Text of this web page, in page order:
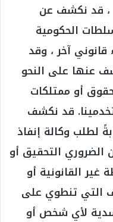
، قد نكشف عن
الحكومية
آخر ، وقد
عنها على النحو
أو ممتلكات
قد نكشف
لطلب وكالة إنفاذ
الضروري التحقيق أو
غير القانونية أو
التي تنطوي على
لأي شخص أو